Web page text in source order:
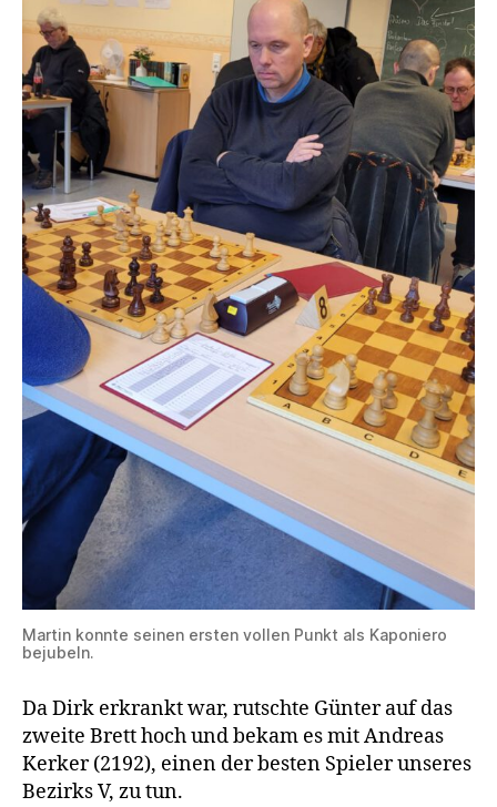
Martin konnte seinen ersten vollen Punkt als Kaponiero
bejubeln.
Da Dirk erkrankt war, rutschte Günter auf das
zweite Brett hoch und bekam es mit Andreas
Kerker (2192), einen der besten Spieler unseres
Bezirks V, zu tun.